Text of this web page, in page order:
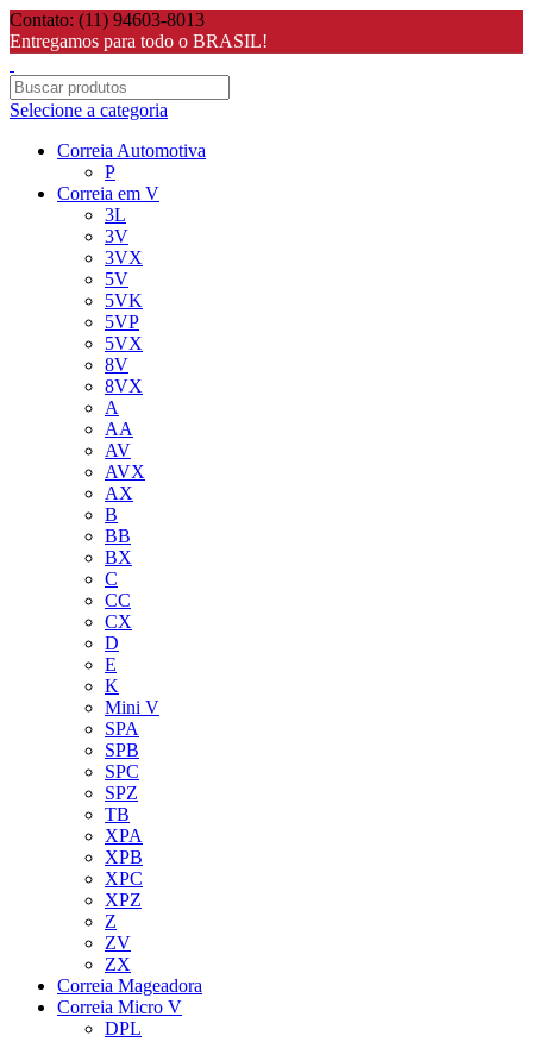
Contato: (11) 94603-8013
Entregamos para todo o BRASIL!
Selecione a categoria
Correia Automotiva
P
Correia em V
3L
3V
3VX
5V
5VK
5VP
5VX
8V
8VX
A
AA
AV
AVX
AX
B
BB
BX
C
CC
CX
D
E
K
Mini V
SPA
SPB
SPC
SPZ
TB
XPA
XPB
XPC
XPZ
Z
ZV
ZX
Correia Mageadora
Correia Micro V
DPL